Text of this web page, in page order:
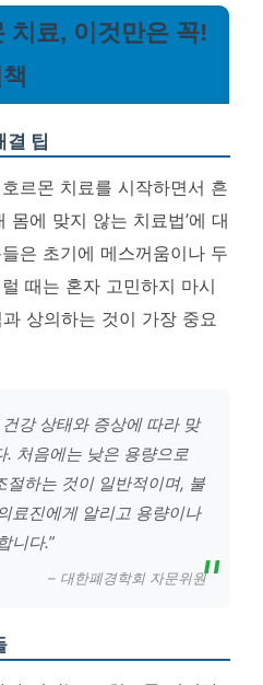
치료, 이것만은 꼭!
결 팁
르몬 치료를 시작하면서 흔
몸에 맞지 않는 치료법’에 대
은 초기에 메스꺼움이나 두
때는 혼자 고민하지 마시
상의하는 것이 가장 중요
강 상태와 증상에 따라 맞
. 처음에는 낮은 용량으로
절하는 것이 일반적이며, 불
료진에게 알리고 용량이나
니다.”
– 대한폐경학회 자문위원